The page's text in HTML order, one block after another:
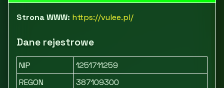
Strona WWW: https://vulee.pl/
Dane rejestrowe
NIP
1251711259
REGON
387109300